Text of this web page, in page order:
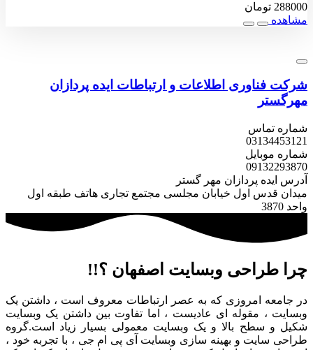
288000 تومان
مشاهده
شرکت فناوری اطلاعات و ارتباطات ایده پردازان
مهرگستر
شماره تماس
03134453121
شماره موبایل
09132293870
آدرس ایده پردازان مهر گستر
میدان قدس اول خیابان مجلسی مجتمع تجاری هاتف طبقه اول
واحد 3870
چرا طراحی وبسایت اصفهان ؟!!
در جامعه امروزی که به عصر ارتباطات معروف است ، داشتن یک
وبسایت ، مقوله ای عادیست ، اما تفاوت بین داشتن یک وبسایت
شکیل و سطح بالا و یک وبسایت معمولی بسیار زیاد است.گروه
طراحی سایت و بهینه سازی وبسایت آی پی ام جی ، با تجربه خود ،